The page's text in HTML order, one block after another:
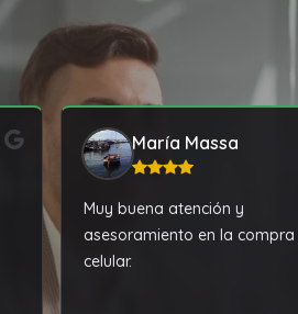
María Massa
Muy buena atención y
asesoramiento en la compra
celular.